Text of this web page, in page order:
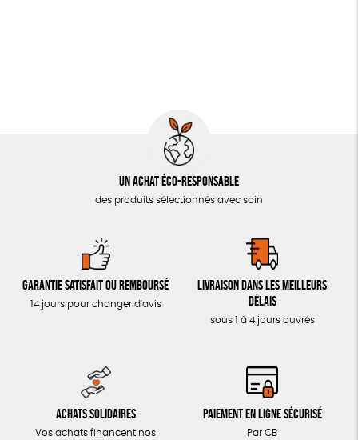
Un achat éco-responsable
des produits sélectionnés avec soin
Garantie satisfait ou remboursé
14 jours pour changer d'avis
Livraison dans les meilleurs
délais
sous 1 à 4 jours ouvrés
Achats solidaires
Vos achats financent nos
Paiement en ligne sécurisé
Par CB